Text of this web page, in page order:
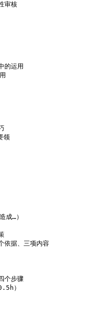
审核
的运用
领
成…）
依据、三项内容
个步骤
）